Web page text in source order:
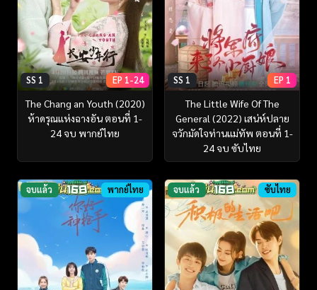
SS 1 EP 1-24
The Chang an Youth (2020)
ห้าดรุณแห่งฉางอัน ตอนที่ 1-
24 จบ พากย์ไทย
SS 1 EP 1
The Little Wife Of The
General (2022) เสน่ห์ปลาย
จวักมัดใจท่านแม่ทัพ ตอนที่ 1-
24 จบ ซับไทย
จบแล้ว พากย์ไทย จบแล้ว ซับไทย